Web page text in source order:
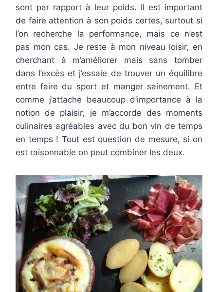
sont par rapport à leur poids. Il est important
de faire attention à son poids certes, surtout si
l’on recherche la performance, mais ce n’est
pas mon cas. Je reste à mon niveau loisir, en
cherchant à m’améliorer mais sans tomber
dans l’excès et j’essaie de trouver un équilibre
entre faire du sport et manger sainement. Et
comme j’attache beaucoup d’importance à la
notion de plaisir, je m’accorde des moments
culinaires agréables avec du bon vin de temps
en temps ! Tout est question de mesure, si on
est raisonnable on peut combiner les deux.